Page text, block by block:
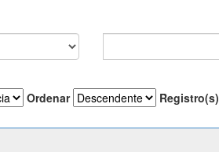
Ordenar Registro(s)